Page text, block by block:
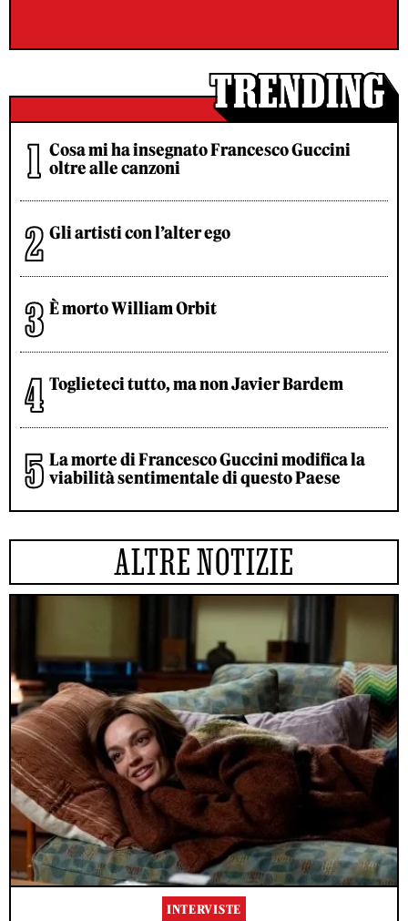
Cosa mi ha insegnato Francesco Guccini
oltre alle canzoni
Gli artisti con l’alter ego
È morto William Orbit
Toglieteci tutto, ma non Javier Bardem
La morte di Francesco Guccini modifica la
viabilità sentimentale di questo Paese
ALTRE NOTIZIE
INTERVISTE